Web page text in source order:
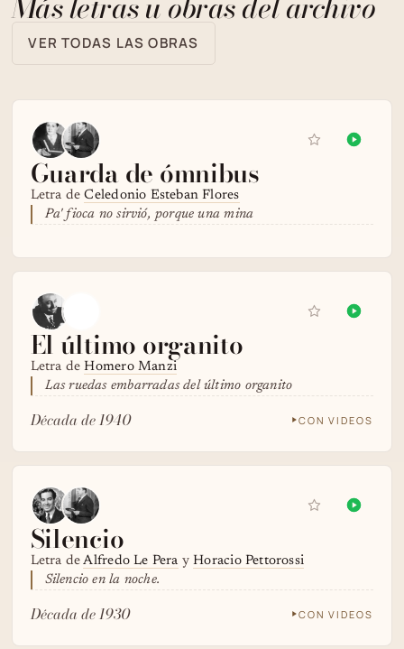
VER TODAS LAS OBRAS
Guarda de ómnibus
Letra deCeledonio Esteban Flores
Pa' fioca no sirvió, porque una mina
El último organito
Letra deHomero Manzi
Las ruedas embarradas del último organito
Década de 1940 CON VIDEOS
Silencio
Letra deAlfredo Le Pera yHoracio Pettorossi
Silencio en la noche.
Década de 1930 CON VIDEOS